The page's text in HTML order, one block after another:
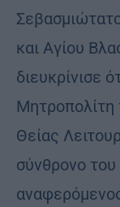
και Αγίου
διευκρίνισε
Μητροπολίτη
Θείας
σύνθρονο